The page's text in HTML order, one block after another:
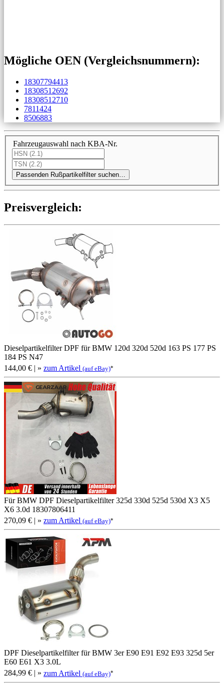
Mögliche OEN (Vergleichs­nummern):
18307794413
18308512692
18308512710
7811424
8506883
Fahrzeugauswahl nach KBA-Nr.
Passenden Rußpartikelfilter suchen…
Preis­ver­gleich:
Dieselpartikelfilter DPF für BMW 120d 320d 520d 163 PS 177 PS
184 PS N47
144,00 € | » zum Artikel (auf eBay)*
Für BMW DPF Dieselpartikelfilter 325d 330d 525d 530d X3 X5
X6 3.0d 18307806411
270,09 € | » zum Artikel (auf eBay)*
DPF Dieselpartikelfilter für BMW 3er E90 E91 E92 E93 325d 5er
E60 E61 X3 3.0L
284,99 € | » zum Artikel (auf eBay)*